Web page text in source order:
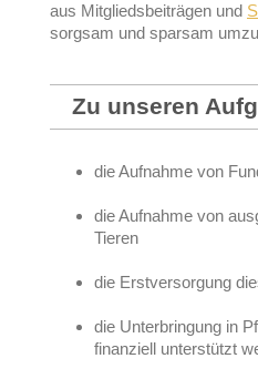
aus Mitgliedsbeiträgen und
sorgsam und sparsam
Zu unseren
die Aufnahme von
die Aufnahme von
Tieren
die Erstversorgung
die Unterbringung in
finanziell unterstützt